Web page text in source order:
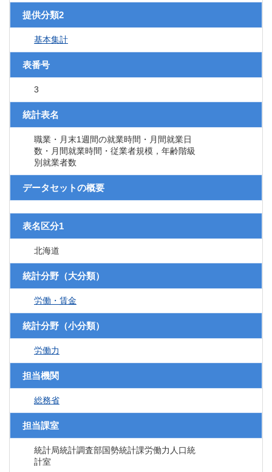
提供分類2
基本集計
表番号
3
統計表名
職業・月末1週間の就業時間・月間就業日
数・月間就業時間・従業者規模，年齢階級
別就業者数
データセットの概要
表名区分1
北海道
統計分野（大分類）
労働・賃金
統計分野（小分類）
労働力
担当機関
総務省
担当課室
統計局統計調査部国勢統計課労働力人口統
計室